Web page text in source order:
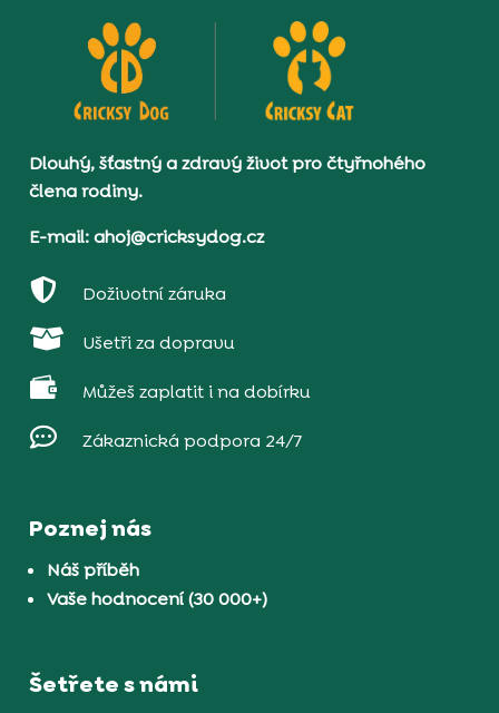
Dlouhý, šťastný a zdravý život pro čtyřnohého
člena rodiny.
E-mail: ahoj@cricksydog.cz
 Doživotní záruka
 Ušetři za dopravu
 Můžeš zaplatit i na dobírku
 Zákaznická podpora 24/7
Poznej nás
Náš příběh
Vaše hodnocení (30 000+)
Šetřete s námi